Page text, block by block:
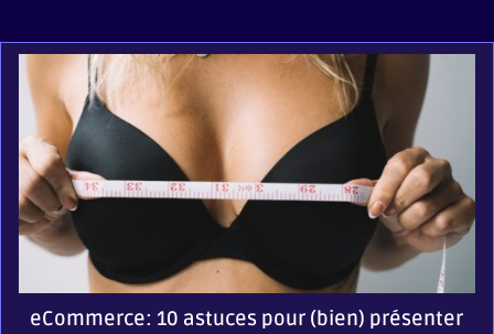
eCommerce: 10 astuces pour (bien) présenter